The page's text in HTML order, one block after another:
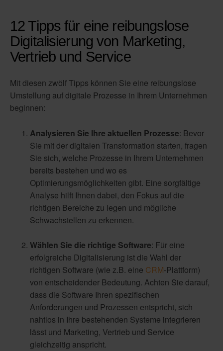
12 Tipps für eine reibungslose
Digitalisierung von Marketing,
Vertrieb und Service
Mit diesen zwölf Tipps können Sie eine reibungslose
Umstellung auf digitale Prozesse in Ihrem Unternehmen
beginnen:
Analysieren Sie Ihre aktuellen Prozesse: Bevor
Sie mit der digitalen Transformation starten, fragen
Sie sich, welche Prozesse in Ihrem Unternehmen
bereits bestehen und wo es
Optimierungsmöglichkeiten gibt. Eine sorgfältige
Analyse hilft Ihnen dabei, den Fokus auf die
richtigen Bereiche zu legen und mögliche
Schwachstellen zu erkennen.
Wählen Sie die richtige Software: Für eine
erfolgreiche Digitalisierung ist die Wahl der
richtigen Software (wie z.B. eine CRM-Plattform)
von entscheidender Bedeutung. Achten Sie darauf,
dass die Software Ihren spezifischen
Anforderungen und Prozessen entspricht, sich
nahtlos in Ihre bestehenden Systeme integrieren
lässt und Marketing, Vertrieb und Service
gleichzeitig anspricht.